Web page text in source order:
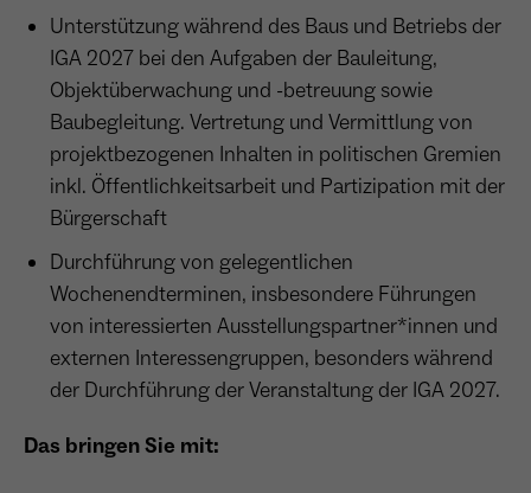
Name _gcl_au
Anbieter Google LLC
Laufzeit 4 Monate
Zweck
verwendet - Dient der Conversion-Erfassung
und Werbewirksamkeitsmessung - Hilft zu
verstehen, wie Nutzer mit Anzeigen
Name _fbp
Unterstützung während des Baus und Betriebs der
IGA 2027 bei den Aufgaben der Bauleitung,
Objektüberwachung und -betreuung sowie
Baubegleitung. Vertretung und Vermittlung von
projektbezogenen Inhalten in politischen Gremien
inkl. Öffentlichkeitsarbeit und Partizipation mit der
Bürgerschaft
Durchführung von gelegentlichen
Wochenendterminen, insbesondere Führungen
von interessierten Ausstellungspartner*innen und
externen Interessengruppen, besonders während
der Durchführung der Veranstaltung der IGA 2027.
Das bringen Sie mit: